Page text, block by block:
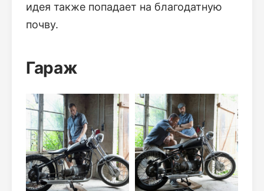
идея также попадает на благодатную
почву.
Гараж